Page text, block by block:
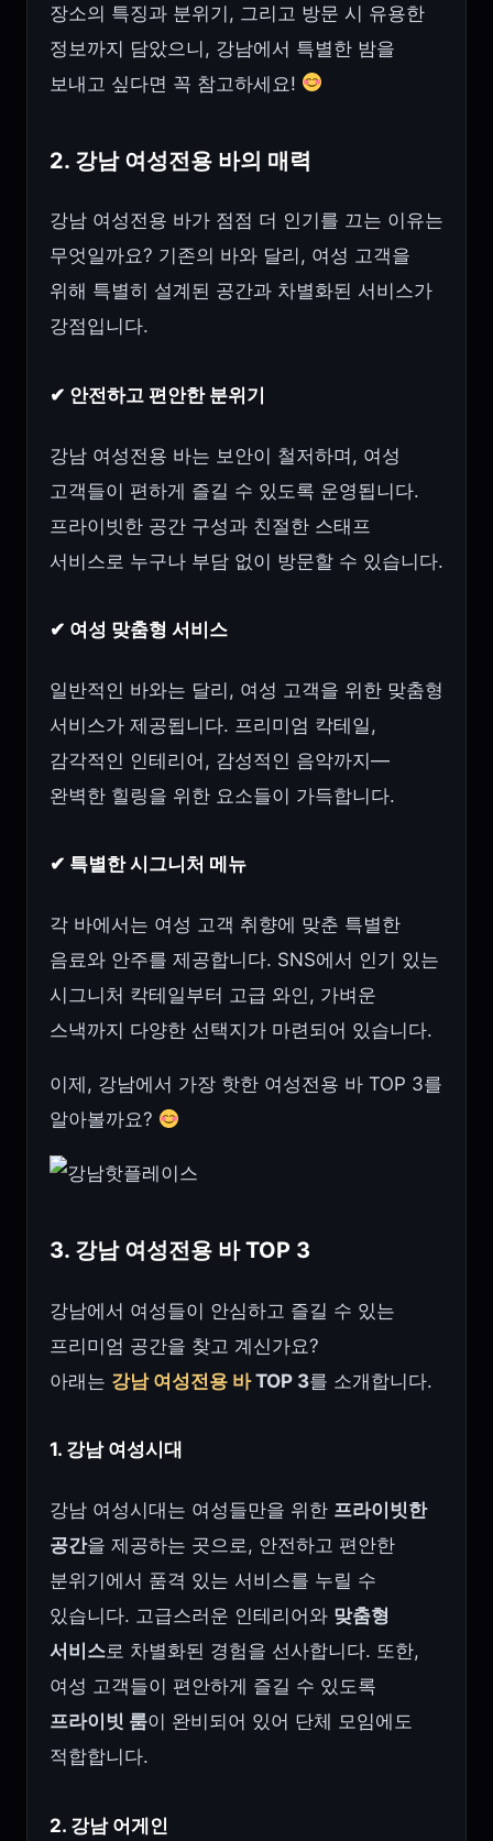
장소의 특징과 분위기, 그리고 방문 시 유용한
정보까지 담았으니, 강남에서 특별한 밤을
보내고 싶다면 꼭 참고하세요!
2. 강남 여성전용 바의 매력
강남 여성전용 바가 점점 더 인기를 끄는 이유는
무엇일까요? 기존의 바와 달리, 여성 고객을
위해 특별히 설계된 공간과 차별화된 서비스가
강점입니다.
✔ 안전하고 편안한 분위기
강남 여성전용 바는 보안이 철저하며, 여성
고객들이 편하게 즐길 수 있도록 운영됩니다.
프라이빗한 공간 구성과 친절한 스태프
서비스로 누구나 부담 없이 방문할 수 있습니다.
✔ 여성 맞춤형 서비스
일반적인 바와는 달리, 여성 고객을 위한 맞춤형
서비스가 제공됩니다. 프리미엄 칵테일,
감각적인 인테리어, 감성적인 음악까지—
완벽한 힐링을 위한 요소들이 가득합니다.
✔ 특별한 시그니처 메뉴
각 바에서는 여성 고객 취향에 맞춘 특별한
음료와 안주를 제공합니다. SNS에서 인기 있는
시그니처 칵테일부터 고급 와인, 가벼운
스낵까지 다양한 선택지가 마련되어 있습니다.
이제, 강남에서 가장 핫한 여성전용 바 TOP 3를
알아볼까요?
3. 강남 여성전용 바 TOP 3
강남에서 여성들이 안심하고 즐길 수 있는
프리미엄 공간을 찾고 계신가요?
아래는 강남 여성전용 바TOP 3를 소개합니다.
1. 강남 여성시대
강남 여성시대는 여성들만을 위한 프라이빗한
공간을 제공하는 곳으로, 안전하고 편안한
분위기에서 품격 있는 서비스를 누릴 수
있습니다. 고급스러운 인테리어와 맞춤형
서비스로 차별화된 경험을 선사합니다. 또한,
여성 고객들이 편안하게 즐길 수 있도록
프라이빗 룸이 완비되어 있어 단체 모임에도
적합합니다.
2. 강남 어게인